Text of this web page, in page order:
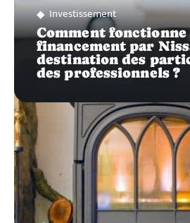
Investissement
Comment fonctionne
financement par
destination des
des professionnels ?